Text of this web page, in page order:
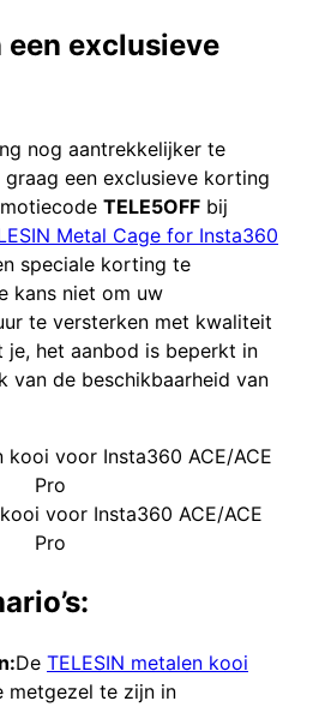
exclusieve
nog aantrekkelijker te
een exclusieve korting
TELE5OFF bij
Metal Cage for Insta360
speciale korting te
kans niet om uw
te versterken met kwaliteit
je, het aanbod is beperkt in
van de beschikbaarheid van
voor Insta360 ACE/ACE
Pro
De TELESIN metalen kooi
metgezel te zijn in